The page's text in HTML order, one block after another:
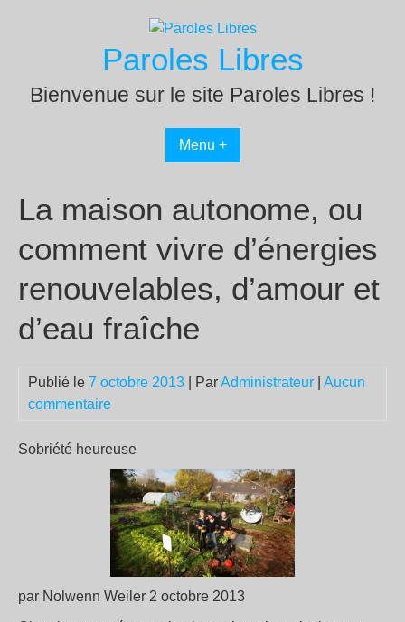
Paroles Libres
Bienvenue sur le site Paroles Libres !
Menu +
La maison autonome, ou
comment vivre d’énergies
renouvelables, d’amour et
d’eau fraîche
Publié le 7 octobre 2013 | ParAdministrateur
Aucun
commentaire
Sobriété heureuse
par Nolwenn Weiler 2 octobre 2013